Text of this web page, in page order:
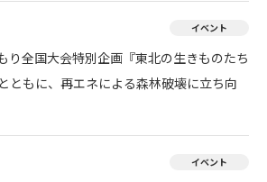
イベント
全国大会特別企画『東北の生きものたち
ともに、再エネによる森林破壊に立ち向
イベント